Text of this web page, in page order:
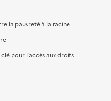
la pauvreté à la racine
pour l'accès aux droits